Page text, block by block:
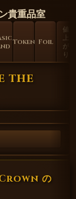
貴重品室
Token Foil
値
上
が
り
the
の